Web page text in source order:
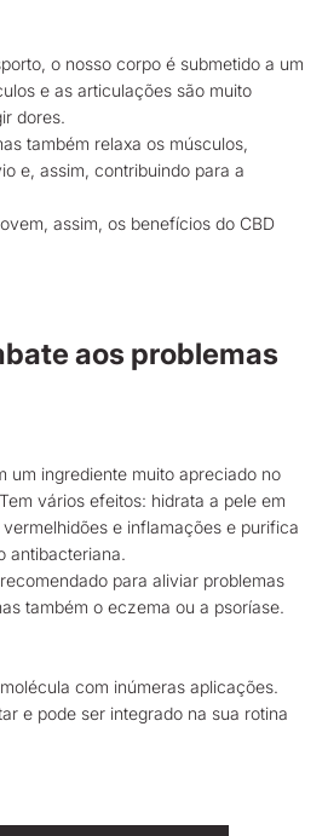
o nosso corpo é submetido a um
e as articulações são muito
dores.
também relaxa os músculos,
e, assim, contribuindo para a
assim, os benefícios do CBD
aos problemas
um ingrediente muito apreciado no
vários efeitos: hidrata a pele em
e inflamações e purifica
antibacteriana.
para aliviar problemas
também o eczema ou a psoríase.
com inúmeras aplicações.
e pode ser integrado na sua rotina